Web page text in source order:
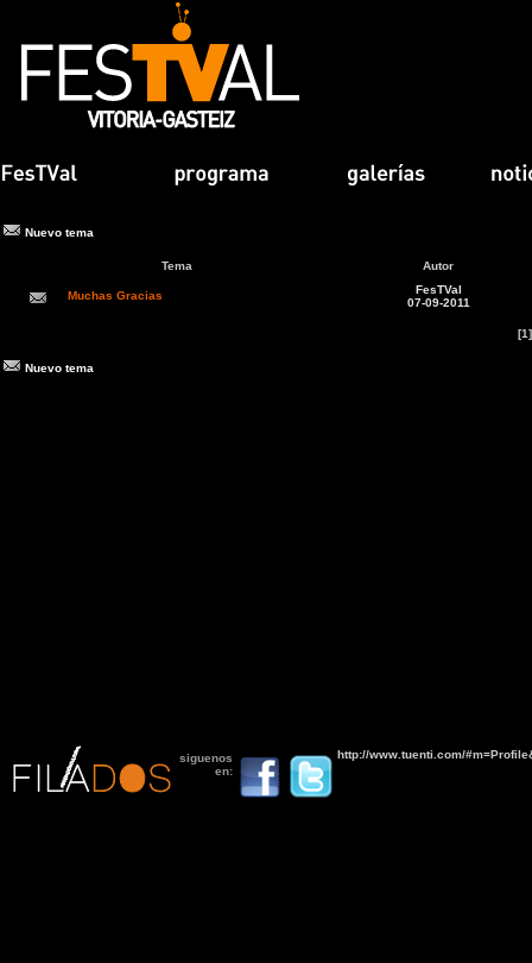
Nuevo tema
Tema Autor
Muchas Gracias
FesTVal
07-09-2011
[1]
Nuevo tema
siguenos
en:
http://www.tuenti.com/